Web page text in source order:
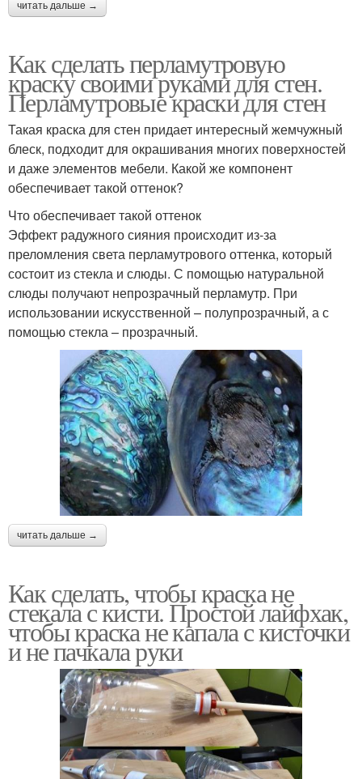
читать дальше →
Как сделать перламутровую
краску своими руками для стен.
Перламутровые краски для стен
Такая краска для стен придает интересный жемчужный
блеск, подходит для окрашивания многих поверхностей
и даже элементов мебели. Какой же компонент
обеспечивает такой оттенок?
Что обеспечивает такой оттенок
Эффект радужного сияния происходит из-за
преломления света перламутрового оттенка, который
состоит из стекла и слюды. С помощью натуральной
слюды получают непрозрачный перламутр. При
использовании искусственной – полупрозрачный, а с
помощью стекла – прозрачный.
читать дальше →
Как сделать, чтобы краска не
стекала с кисти. Простой лайфхак,
чтобы краска не капала с кисточки
и не пачкала руки